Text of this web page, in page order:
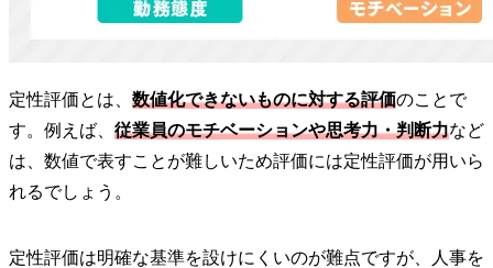
定性評価とは、 数値化できないものに対する評価のことで
す。例えば、 従業員のモチベーションや思考力・判断力など
は、数値で表すことが難しいため評価には定性評価が用いら
れるでしょう。
定性評価は明確な基準を設けにくいのが難点ですが、人事を